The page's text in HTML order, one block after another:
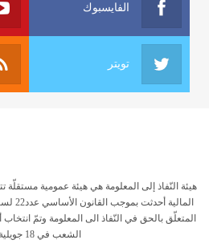
الفايسبوك
تويتر
هيئة النّفاذ إلى المعلومة هي هيئة عمومية مستقلّة
المتعلّق بالحق في النّفاذ الى المعلومة وتمّ
الشعب في 18 جويلية 2017